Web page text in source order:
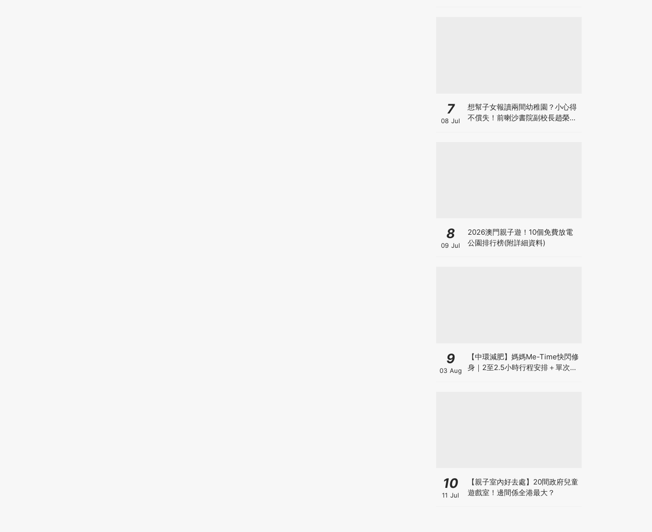
7
08 Jul
想幫子女報讀兩間幼稚園？小心得
不償失！前喇沙書院副校長趙榮
8
09 Jul
2026澳門親子遊！10個免費放電
公園排行榜(附詳細資料)
9
03 Aug
【中環減肥】媽媽Me-Time快閃修
身｜2至2.5小時行程安排＋單次收
10
11 Jul
【親子室內好去處】20間政府兒童
遊戲室！邊間係全港最大？